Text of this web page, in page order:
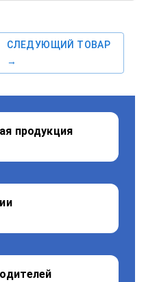
СЛЕДУЮЩИЙ ТОВАР
→
продукция